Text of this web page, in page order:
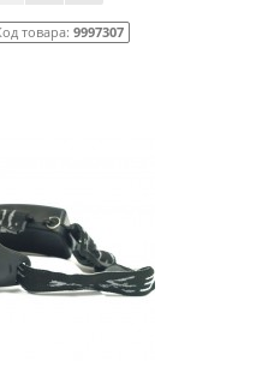
товара: 9997307